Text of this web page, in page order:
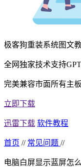
极客狗重装系统图文
全网独家技术支持
完美兼容市面所有主板
立即下载
迅雷下载 软件教程
首页 // 常见问题 //
电脑白屏显示蓝屏怎